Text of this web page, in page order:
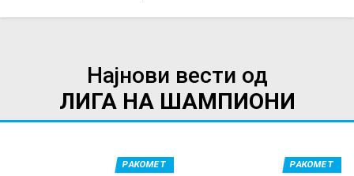
Најнови вести од
ЛИГА НА ШАМПИОНИ
РАКОМЕТ РАКОМЕТ